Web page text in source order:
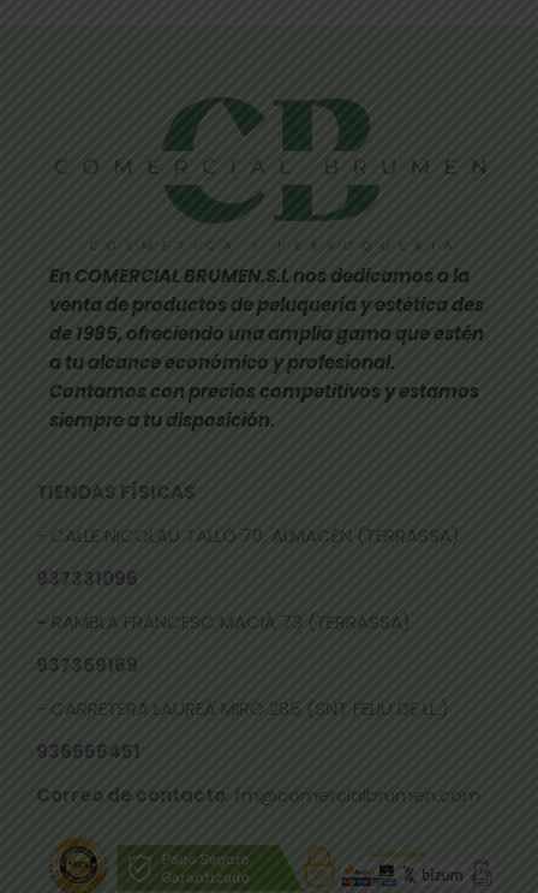
En COMERCIAL BRUMEN.S.L nos dedicamos a la
venta de productos de peluquería y estética des
de 1985, ofreciendo una amplia gama que estén
a tu alcance económico y profesional.
Contamos con precios competitivos y estamos
siempre a tu disposición.
TIENDAS FÍSICAS
- CALLE NICOLAU TALLÓ 70, ALMACÉN (TERRASSA)
937331096
- RAMBLA FRANCESC MACIÀ 73 (TERRASSA)
937359169
- CARRETERA LAUREÀ MIRÓ 285 (SNT FELIU DE LL.)
936666451
Correo de contacto: fm@comercialbrumen.com